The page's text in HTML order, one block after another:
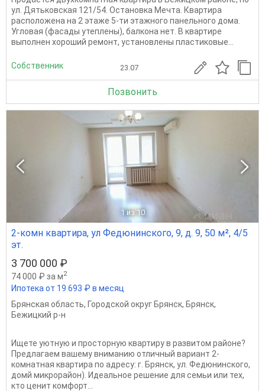
ул. Дятьковская 121/54. Остановка Мечта. Квартира
расположена на 2 этаже 5-ти этажного панельного дома.
Угловая (фасады утеплены), балкона нет. В квартире
выполнен хороший ремонт, установлены пластиковые...
Собственник 23.07
Позвонить
1 из 10
2-комн квартира, ул Федюнинского, 9, д. 9, 50 м², 4/5
эт.
3 700 000 ₽
74 000 ₽ за м2
Ипотека от 19 693 ₽ в месяц
Брянская область, Городской округ Брянск, Брянск,
Бежицкий р-н
Ищете уютную и просторную квартиру в развитом районе?
Предлагаем вашему вниманию отличный вариант 2-
комнатная квартира по адресу: г. Брянск, ул. Федюнинского,
домй микрорайон). Идеальное решение для семьи или тех,
кто ценит комфорт...